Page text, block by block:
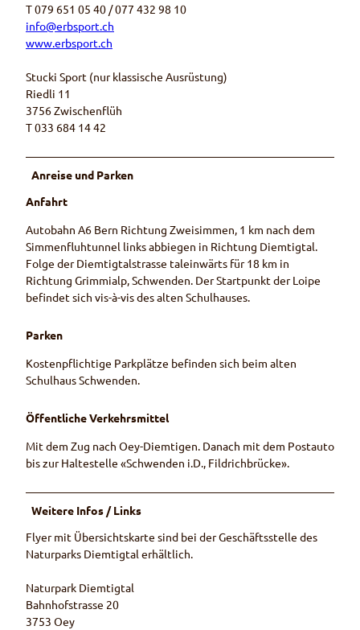
T 079 651 05 40 / 077 432 98 10
info@erbsport.ch
www.erbsport.ch
Stucki Sport (nur klassische Ausrüstung)
Riedli 11
3756 Zwischenflüh
T 033 684 14 42
Anreise und Parken
Anfahrt
Autobahn A6 Bern Richtung Zweisimmen, 1 km nach dem
Simmenfluhtunnel links abbiegen in Richtung Diemtigtal.
Folge der Diemtigtalstrasse taleinwärts für 18 km in
Richtung Grimmialp, Schwenden. Der Startpunkt der Loipe
befindet sich vis-à-vis des alten Schulhauses.
Parken
Kostenpflichtige Parkplätze befinden sich beim alten
Schulhaus Schwenden.
Öffentliche Verkehrsmittel
Mit dem Zug nach Oey-Diemtigen. Danach mit dem Postauto
bis zur Haltestelle «Schwenden i.D., Fildrichbrücke».
Weitere Infos / Links
Flyer mit Übersichtskarte sind bei der Geschäftsstelle des
Naturparks Diemtigtal erhältlich.
Naturpark Diemtigtal
Bahnhofstrasse 20
3753 Oey